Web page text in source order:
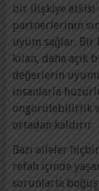
bir ilişkiye etkisi
partnerlerinin
uyum sağlar. Bir
kılan, daha
değerlerin
insanlarla
öngörülebilirlik
ortadan kaldırır.
Bazı aileler
refah içinde
sorunlarla